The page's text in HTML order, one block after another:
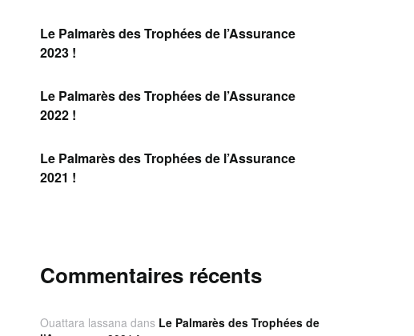
Le Palmarès des Trophées de l’Assurance
2023 !
Le Palmarès des Trophées de l’Assurance
2022 !
Le Palmarès des Trophées de l’Assurance
2021 !
Commentaires récents
Ouattara lassana dans Le Palmarès des Trophées de